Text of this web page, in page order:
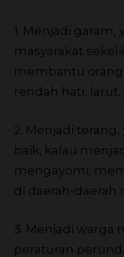
1. Menjadi
masyarakat
membantu orang
rendah hati,
2. Menjadi
baik, kalau
mengayomi,
di daerah-daerah
3. Menjadi warga
peraturan